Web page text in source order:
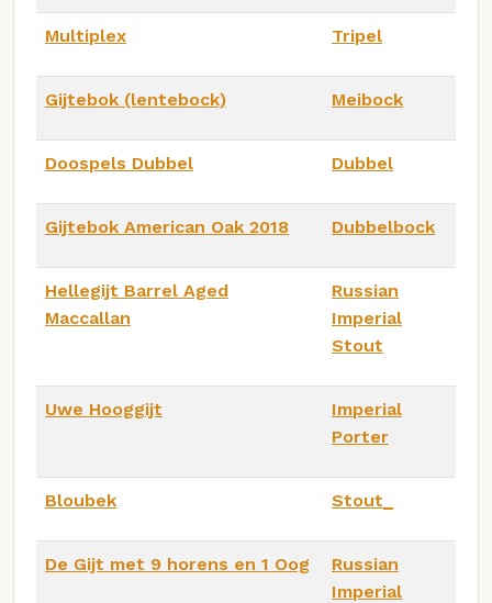
Multiplex Tripel
Gijtebok (lentebock) Meibock
Doospels Dubbel Dubbel
Gijtebok American Oak 2018 Dubbelbock
Hellegijt Barrel Aged
Maccallan
Russian
Imperial
Stout
Uwe Hooggijt
Imperial
Porter
Bloubek Stout_
De Gijt met 9 horens en 1 Oog
Russian
Imperial